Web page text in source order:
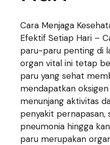
Cara Menjaga
Efektif Setiap Hari –
paru-paru penting di
organ vital ini tetap
paru yang sehat
mendapatkan
menunjang aktivitas
penyakit pernapasan,
pneumonia hingga
paru merupakan